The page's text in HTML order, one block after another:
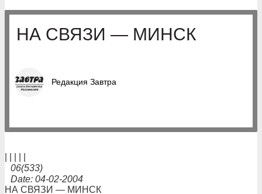
НА СВЯЗИ — МИНСК
Редакция Завтра
06(533)
Date: 04-02-2004
НА СВЯЗИ — МИНСК